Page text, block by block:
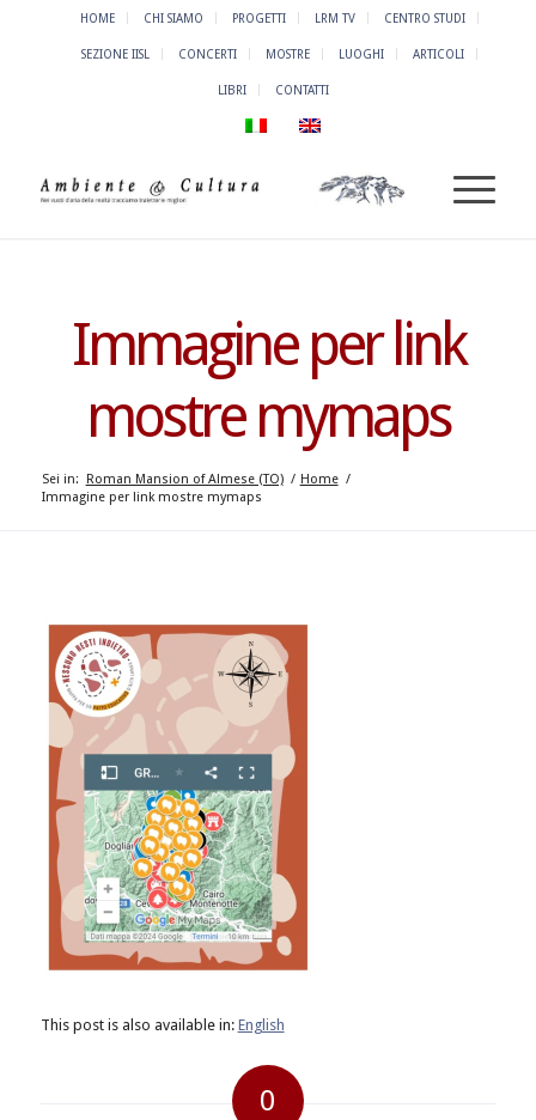
HOME CHI SIAMO PROGETTI LRM TV CENTRO STUDI
SEZIONE IISL CONCERTI MOSTRE LUOGHI ARTICOLI
LIBRI CONTATTI
Immagine per link
mostre mymaps
Sei in: Roman Mansion of Almese (TO) / Home /
Immagine per link mostre mymaps
This post is also available in: English
0